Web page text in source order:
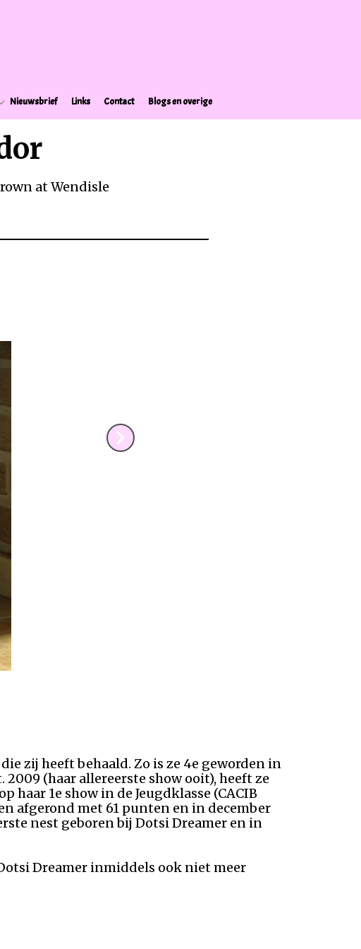
Nieuwsbrief Links Contact Blogs en overige
at Wendisle
zij heeft behaald. Zo is ze 4e geworden in
(haar allereerste show ooit), heeft ze
haar 1e show in de Jeugdklasse (CACIB
afgerond met 61 punten en in december
nest geboren bij Dotsi Dreamer en in
Dreamer inmiddels ook niet meer